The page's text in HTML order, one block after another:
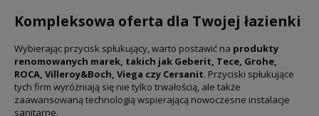
Kompleksowa oferta dla Twojej łazienki
Wybierając przycisk spłukujący, warto postawić na produkty
renomowanych marek, takich jak Geberit, Tece, Grohe,
ROCA, Villeroy&Boch, Viega czy Cersanit. Przyciski spłukujące
tych firm wyróżniają się nie tylko trwałością, ale także
zaawansowaną technologią wspierającą nowoczesne instalacje
sanitarne.